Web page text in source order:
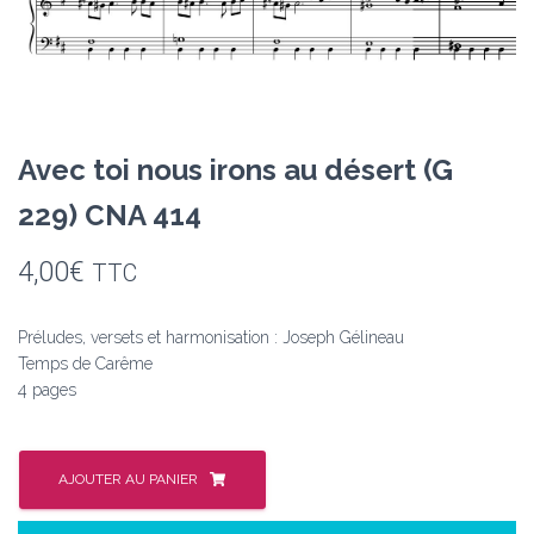
Avec toi nous irons au désert (G
229) CNA 414
4,00€ TTC
Préludes, versets et harmonisation : Joseph Gélineau
Temps de Carême
4 pages
quantité
Avec
AJOUTER AU PANIER